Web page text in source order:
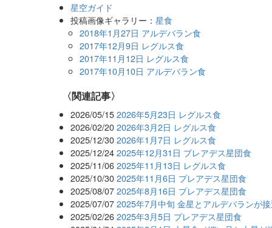
星空ガイド
投稿画像ギャラリー：星食
2018年1月27日 アルデバラン食
2017年12月9日 レグルス食
2017年11月12日 レグルス食
2017年10月10日 アルデバラン食
関連記事
2026/05/15 2026年5月23日 レグルス食
2026/02/20 2026年3月2日 レグルス食
2025/12/30 2026年1月7日 レグルス食
2025/12/24 2025年12月31日 プレアデス星団食
2025/11/06 2025年11月13日 レグルス食
2025/10/30 2025年11月6日 プレアデス星団食
2025/08/07 2025年8月16日 プレアデス星団食
2025/07/07 2025年7月中旬 金星とアルデバランが
2025/02/26 2025年3月5日 プレアデス星団食